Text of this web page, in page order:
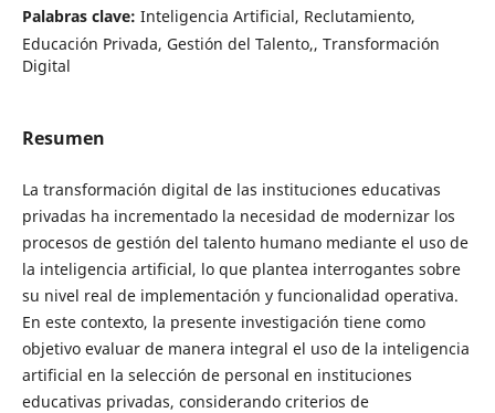
Palabras clave: Inteligencia Artificial, Reclutamiento,
Educación Privada, Gestión del Talento,, Transformación
Digital
Resumen
La transformación digital de las instituciones educativas
privadas ha incrementado la necesidad de modernizar los
procesos de gestión del talento humano mediante el uso de
la inteligencia artificial, lo que plantea interrogantes sobre
su nivel real de implementación y funcionalidad operativa.
En este contexto, la presente investigación tiene como
objetivo evaluar de manera integral el uso de la inteligencia
artificial en la selección de personal en instituciones
educativas privadas, considerando criterios de